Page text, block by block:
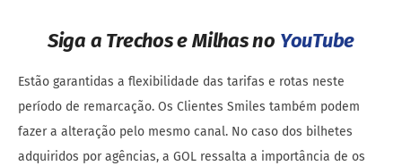
Siga a Trechos e Milhas no YouTube
Estão garantidas a flexibilidade das tarifas e rotas neste
período de remarcação. Os Clientes Smiles também podem
fazer a alteração pelo mesmo canal. No caso dos bilhetes
adquiridos por agências, a GOL ressalta a importância de os